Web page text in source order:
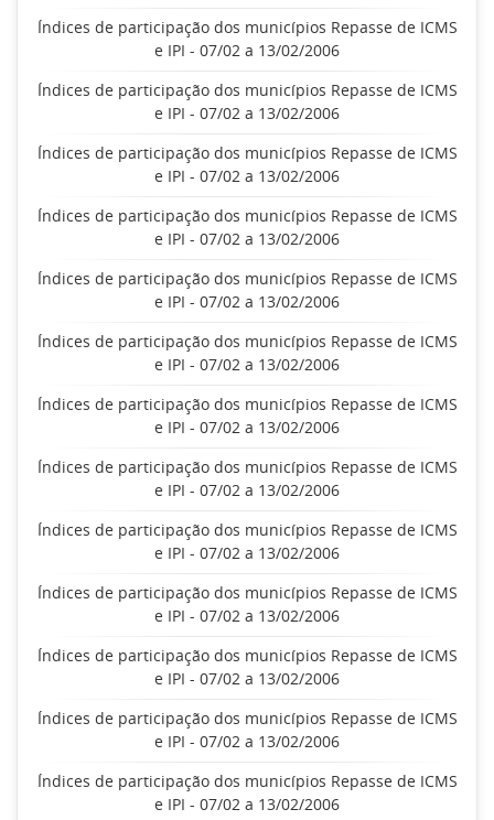
Índices de participação dos municípios Repasse de ICMS
e IPI - 07/02 a 13/02/2006
Índices de participação dos municípios Repasse de ICMS
e IPI - 07/02 a 13/02/2006
Índices de participação dos municípios Repasse de ICMS
e IPI - 07/02 a 13/02/2006
Índices de participação dos municípios Repasse de ICMS
e IPI - 07/02 a 13/02/2006
Índices de participação dos municípios Repasse de ICMS
e IPI - 07/02 a 13/02/2006
Índices de participação dos municípios Repasse de ICMS
e IPI - 07/02 a 13/02/2006
Índices de participação dos municípios Repasse de ICMS
e IPI - 07/02 a 13/02/2006
Índices de participação dos municípios Repasse de ICMS
e IPI - 07/02 a 13/02/2006
Índices de participação dos municípios Repasse de ICMS
e IPI - 07/02 a 13/02/2006
Índices de participação dos municípios Repasse de ICMS
e IPI - 07/02 a 13/02/2006
Índices de participação dos municípios Repasse de ICMS
e IPI - 07/02 a 13/02/2006
Índices de participação dos municípios Repasse de ICMS
e IPI - 07/02 a 13/02/2006
Índices de participação dos municípios Repasse de ICMS
e IPI - 07/02 a 13/02/2006